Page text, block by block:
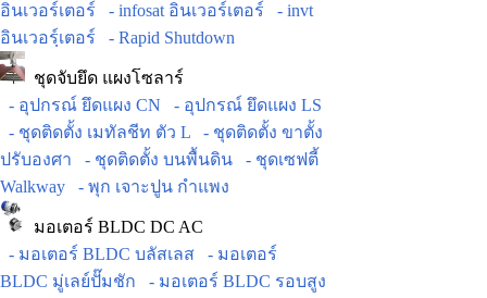
อินเวอร์เตอร์
- infosat อินเวอร์เตอร์
- invt
อินเวอร์ฺเตอร์
- Rapid Shutdown
ชุดจับยึด แผงโซลาร์
- อุปกรณ์ ยึดแผง CN
- อุปกรณ์ ยึดแผง LS
- ชุดติดตั้ง เมทัลชีท ตัว L
- ชุดติดตั้ง ขาตั้ง
ปรับองศา
- ชุดติดตั้ง บนพื้นดิน
- ชุดเซฟตี้
Walkway
- พุก เจาะปูน กำแพง
มอเตอร์ BLDC DC AC
- มอเตอร์ BLDC บลัสเลส
- มอเตอร์
BLDC มู่เลย์ปั๊มชัก
- มอเตอร์ BLDC รอบสูง